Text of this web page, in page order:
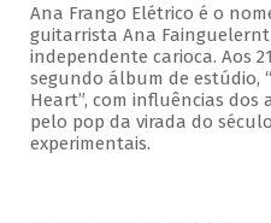
Ana Frango Elétrico é o
guitarrista Ana
independente carioca. Aos
segundo álbum de estúdio,
Heart”, com influências dos
pelo pop da virada do
experimentais.